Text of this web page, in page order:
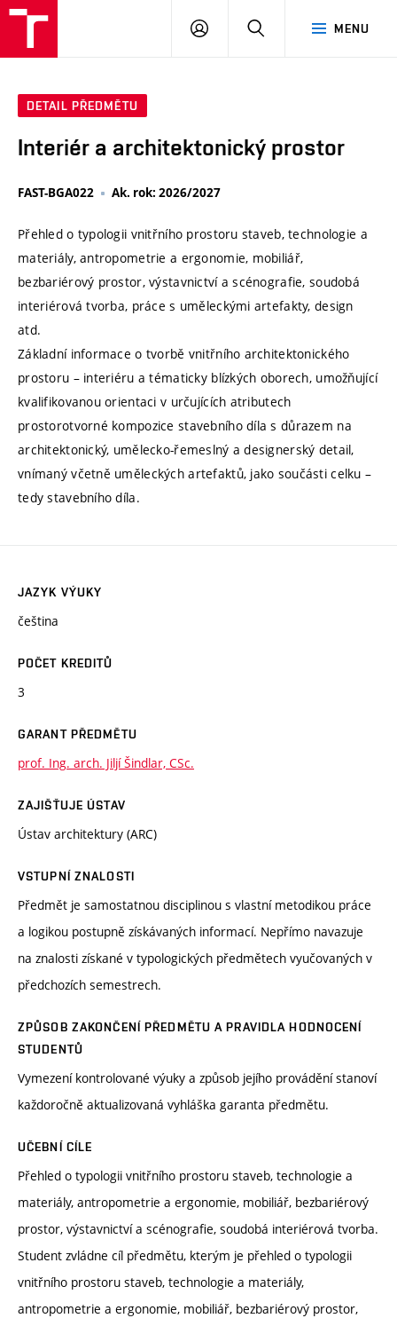
MENU
PŘIHLÁSIT
DETAIL PŘEDMĚTU
Interiér a architektonický prostor
FAST-BGA022 Ak. rok: 2026/2027
Přehled o typologii vnitřního prostoru staveb, technologie a
materiály, antropometrie a ergonomie, mobiliář,
bezbariérový prostor, výstavnictví a scénografie, soudobá
interiérová tvorba, práce s uměleckými artefakty, design
atd.
Základní informace o tvorbě vnitřního architektonického
prostoru – interiéru a tématicky blízkých oborech, umožňující
kvalifikovanou orientaci v určujících atributech
prostorotvorné kompozice stavebního díla s důrazem na
architektonický, umělecko-řemeslný a designerský detail,
vnímaný včetně uměleckých artefaktů, jako součásti celku –
tedy stavebního díla.
JAZYK VÝUKY
čeština
POČET KREDITŮ
3
GARANT PŘEDMĚTU
prof. Ing. arch. Jiljí Šindlar, CSc.
ZAJIŠŤUJE ÚSTAV
Ústav architektury (ARC)
VSTUPNÍ ZNALOSTI
Předmět je samostatnou disciplinou s vlastní metodikou práce
a logikou postupně získávaných informací. Nepřímo navazuje
na znalosti získané v typologických předmětech vyučovaných v
předchozích semestrech.
ZPŮSOB ZAKONČENÍ PŘEDMĚTU A PRAVIDLA HODNOCENÍ
STUDENTŮ
Vymezení kontrolované výuky a způsob jejího provádění stanoví
každoročně aktualizovaná vyhláška garanta předmětu.
UČEBNÍ CÍLE
Přehled o typologii vnitřního prostoru staveb, technologie a
materiály, antropometrie a ergonomie, mobiliář, bezbariérový
prostor, výstavnictví a scénografie, soudobá interiérová tvorba.
Student zvládne cíl předmětu, kterým je přehled o typologii
vnitřního prostoru staveb, technologie a materiály,
antropometrie a ergonomie, mobiliář, bezbariérový prostor,